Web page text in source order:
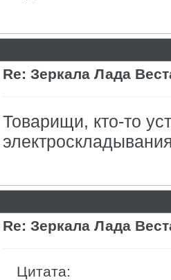
Re: Зеркала Лада
Товарищи, кто-то
Re: Зеркала Лада
Цитата: